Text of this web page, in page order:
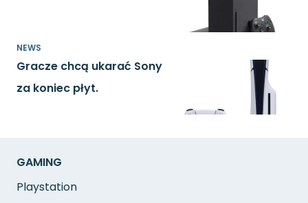
NEWS
Gracze chcą ukarać Sony
za koniec płyt.
GAMING
Playstation